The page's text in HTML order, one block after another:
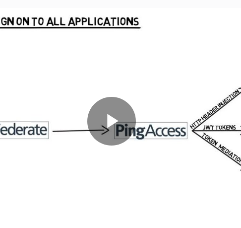
Play